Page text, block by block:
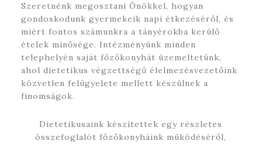
Szeretnénk megosztani Önökkel, hogyan
gondoskodunk gyermekeik napi étkezéséről, és
miért fontos számunkra a tányérokba kerülő
ételek minősége. Intézményünk minden
telephelyén saját főzőkonyhát üzemeltetünk,
ahol dietetikus végzettségű élelmezésvezetőink
közvetlen felügyelete mellett készülnek a
finomságok.
Dietetikusaink készítettek egy részletes
összefoglalót főzőkonyháink müködéséről,